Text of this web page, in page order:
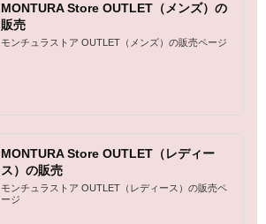
MONTURA Store OUTLET（メンズ）の
販売
モンチュラストア OUTLET（メンズ）の販売ページ
MONTURA Store OUTLET（レディー
ス）の販売
モンチュラストア OUTLET（レディース）の販売ペ
ージ